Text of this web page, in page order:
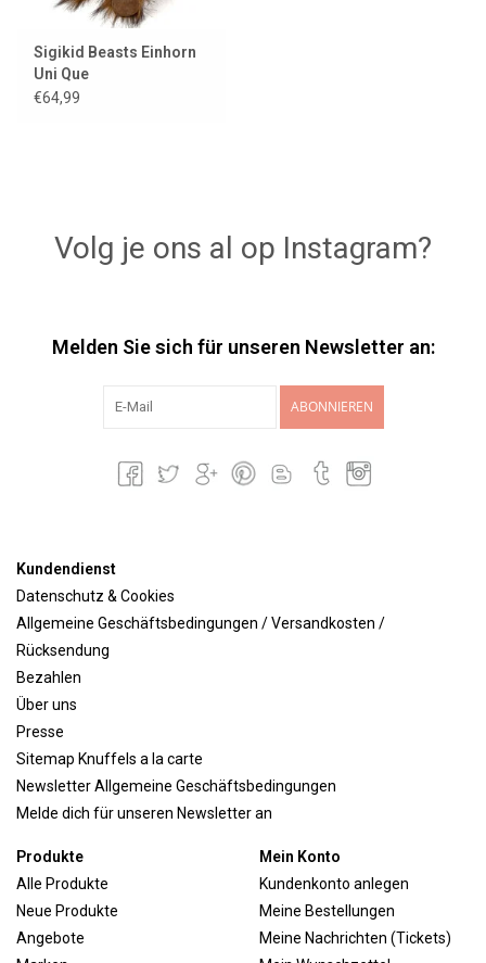
Sigikid Beasts Einhorn
Uni Que
€64,99
Volg je ons al op Instagram?
Melden Sie sich für unseren Newsletter an:
ABONNIEREN
Kundendienst
Datenschutz & Cookies
Allgemeine Geschäftsbedingungen / Versandkosten /
Rücksendung
Bezahlen
Über uns
Presse
Sitemap Knuffels a la carte
Newsletter Allgemeine Geschäftsbedingungen
Melde dich für unseren Newsletter an
Produkte
Alle Produkte
Neue Produkte
Angebote
Mein Konto
Kundenkonto anlegen
Meine Bestellungen
Meine Nachrichten (Tickets)